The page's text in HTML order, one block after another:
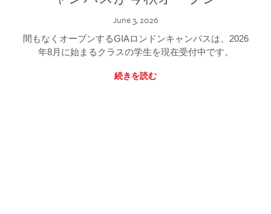
June 3, 2026
間もなくオープンするGIAロンドンキャンパスは、2026
年8月に始まるクラスの学生を現在受付中です。
続きを読む